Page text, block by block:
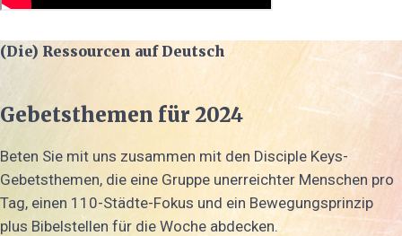
(Die) Ressourcen auf Deutsch
Gebetsthemen für 2024
Beten Sie mit uns zusammen mit den Disciple Keys-
Gebetsthemen, die eine Gruppe unerreichter Menschen pro
Tag, einen 110-Städte-Fokus und ein Bewegungsprinzip
plus Bibelstellen für die Woche abdecken.